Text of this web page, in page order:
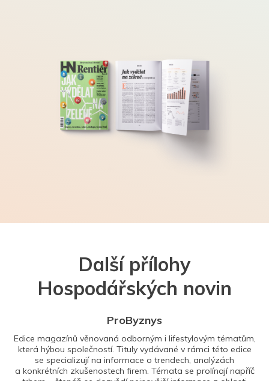
Další přílohy
Hospodářských novin
ProByznys
Edice magazínů věnovaná odborným i lifestylovým tématům,
která hýbou společností. Tituly vydávané v rámci této edice
se specializují na informace o trendech, analýzách
a konkrétních zkušenostech firem. Témata se prolínají napříč